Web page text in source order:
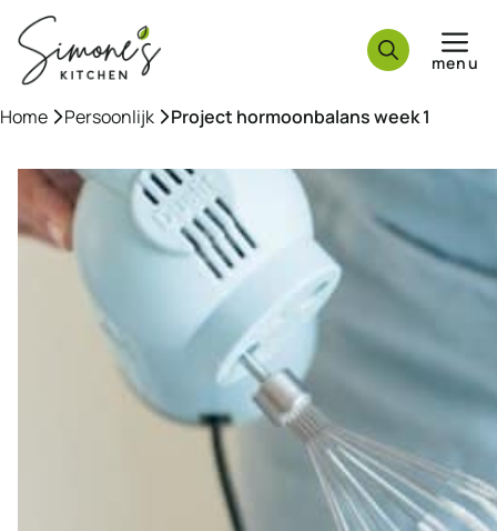
naar
inhoud
menu
Home »Persoonlijk »Project hormoonbalans week 1